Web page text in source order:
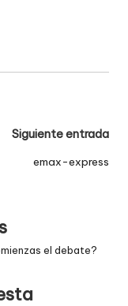
Siguiente entrada
emax-express
el debate?